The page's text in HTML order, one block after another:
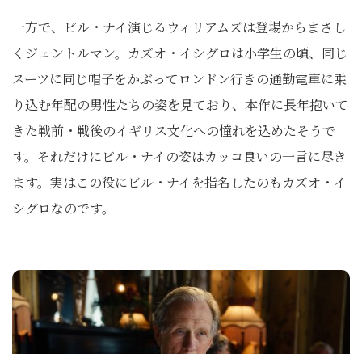
一方で、ビル・ナイ演じるウィリアムズは登場からまさし
くジェントルマン。カズオ・イシグロは小学生の頃、同じ
スーツに同じ帽子をかぶってロンドン行きの通勤電車に乗
り込む年配の男性たちの姿を見ており、本作に長年抱いて
きた戦前・戦後のイギリス文化への憧れを込めたそうで
す。それだけにビル・ナイの姿はカッコ良いの一言に尽き
ます。実はこの役にビル・ナイを指名したのもカズオ・イ
シグロなのです。